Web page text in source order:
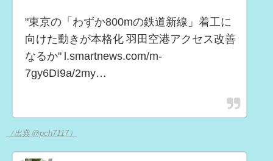
"東京の「わずか800mの鉄道新線」着工に
向けた動きが本格化 羽田空港アクセス改善
なるか" l.smartnews.com/m-
7gy6DI9a/2my…
（出典 @pch7117）